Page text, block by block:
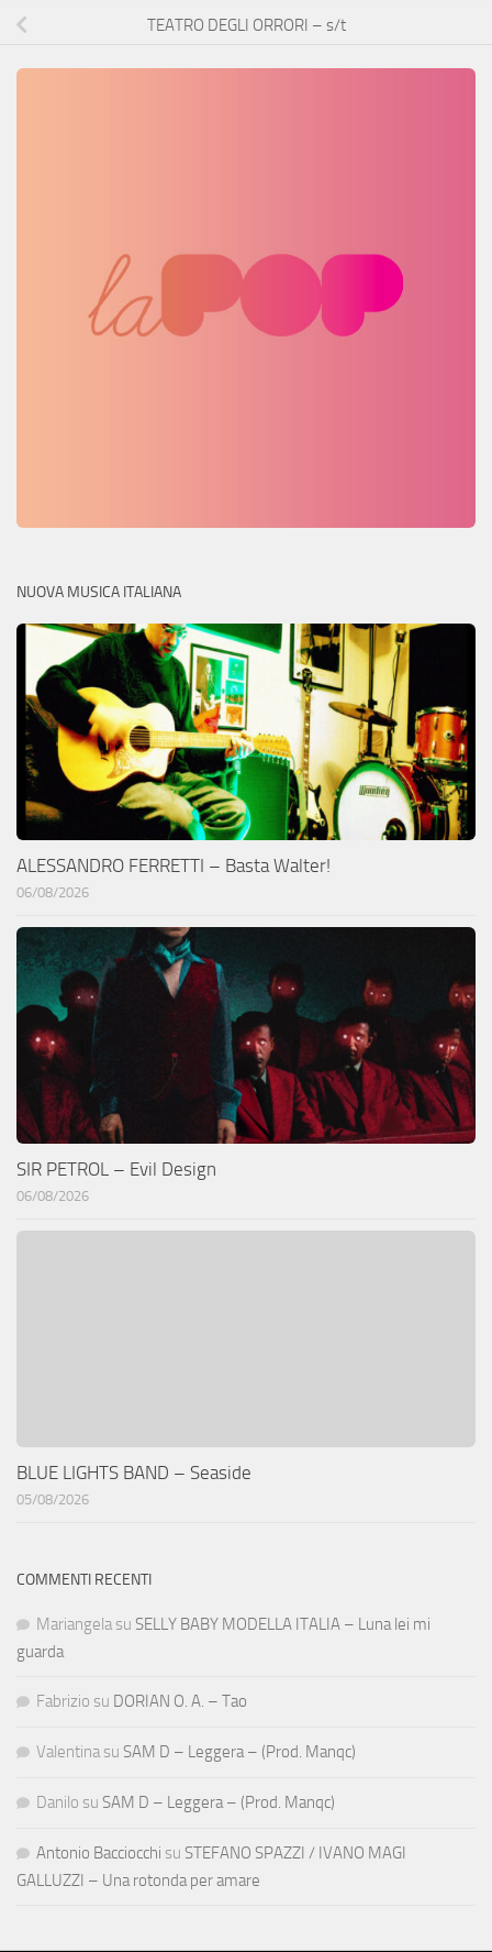
TEATRO DEGLI ORRORI – s/t
NUOVA MUSICA ITALIANA
ALESSANDRO FERRETTI – Basta Walter!
06/08/2026
SIR PETROL – Evil Design
06/08/2026
BLUE LIGHTS BAND – Seaside
05/08/2026
COMMENTI RECENTI
Mariangela su SELLY BABY MODELLA ITALIA – Luna lei mi
guarda
Fabrizio su DORIAN O. A. – Tao
Valentina su SAM D – Leggera – (Prod. Manqc)
Danilo su SAM D – Leggera – (Prod. Manqc)
Antonio Bacciocchi su STEFANO SPAZZI / IVANO MAGI
GALLUZZI – Una rotonda per amare